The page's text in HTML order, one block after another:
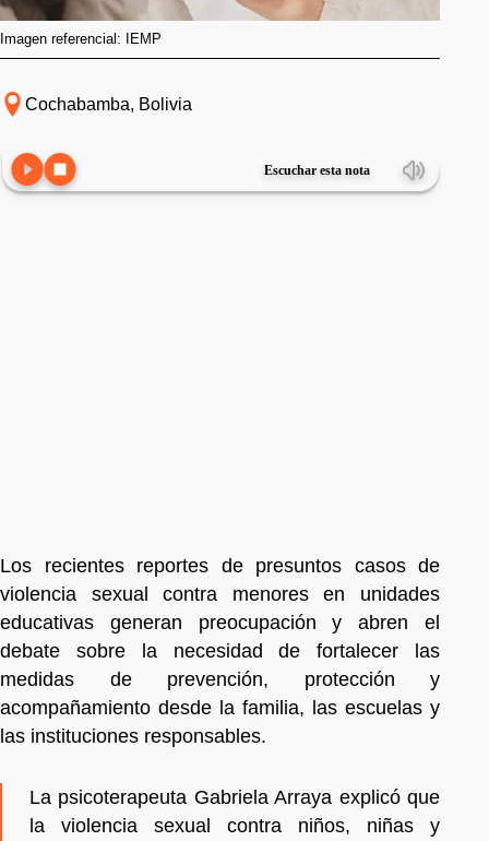
Imagen referencial: IEMP
Cochabamba, Bolivia
Escuchar esta nota
Los recientes reportes de presuntos casos de
violencia sexual contra menores en unidades
educativas generan preocupación y abren el
debate sobre la necesidad de fortalecer las
medidas de prevención, protección y
acompañamiento desde la familia, las escuelas y
las instituciones responsables.
La psicoterapeuta Gabriela Arraya explicó que
la violencia sexual contra niños, niñas y